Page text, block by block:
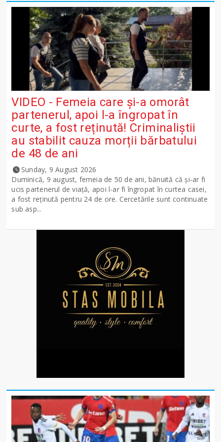
VIDEO - Femeia care și-a omorât
partenerul, apoi l-a îngropat în
curte, a fost reținută! Criminaliștii
au stabilit cauza morții bărbatului
de 48 de ani
Sunday, 9 August 2026
Duminică, 9 august, femeia de 50 de ani, bănuită că și-ar fi
ucis partenerul de viață, apoi l-ar fi îngropat în curtea casei,
a fost reținută pentru 24 de ore. Cercetările sunt continuate
sub asp...